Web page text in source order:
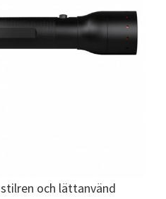
stilren och lättanvänd